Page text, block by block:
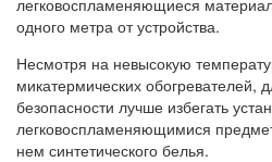
одного метра от устройства.
Несмотря на невысокую
микатермических обогревателей,
безопасности лучше избегать
легковоспламеняющимися
нем синтетического белья.